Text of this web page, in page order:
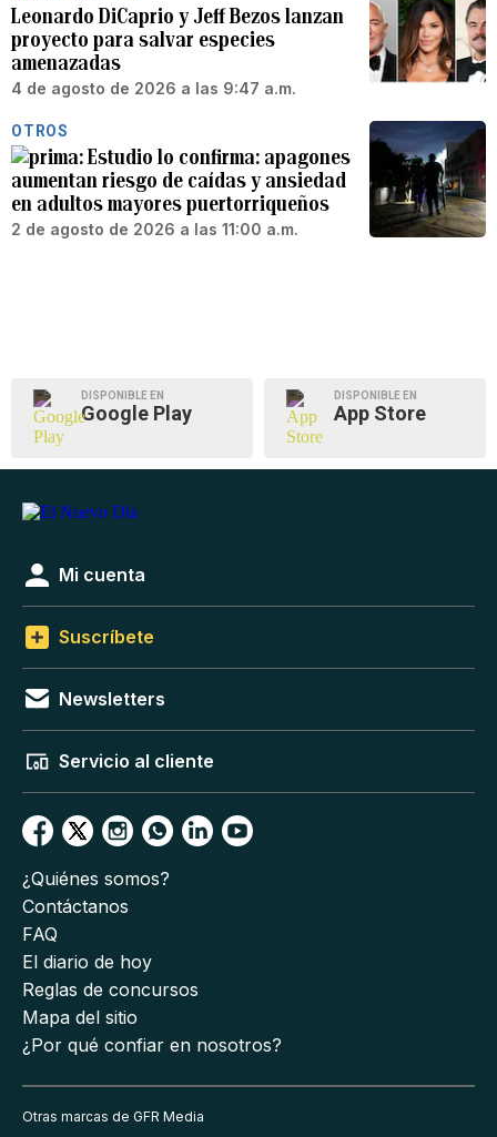
Leonardo DiCaprio y Jeff Bezos lanzan
proyecto para salvar especies
amenazadas
4 de agosto de 2026 a las 9:47 a.m.
OTROS
Estudio lo confirma: apagones
aumentan riesgo de caídas y ansiedad
en adultos mayores puertorriqueños
2 de agosto de 2026 a las 11:00 a.m.
DISPONIBLE EN
Google Play
DISPONIBLE EN
App Store
Mi cuenta
Suscríbete
Newsletters
Servicio al cliente
¿Quiénes somos?
Contáctanos
FAQ
El diario de hoy
Reglas de concursos
Mapa del sitio
¿Por qué confiar en nosotros?
Otras marcas de GFR Media